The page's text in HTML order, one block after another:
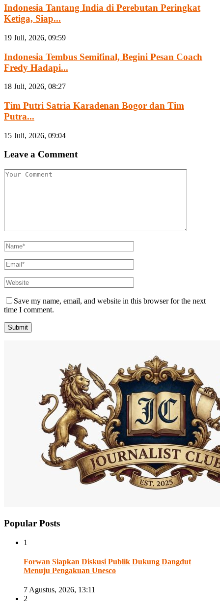
Indonesia Tantang India di Perebutan Peringkat
Ketiga, Siap...
19 Juli, 2026, 09:59
Indonesia Tembus Semifinal, Begini Pesan Coach
Fredy Hadapi...
18 Juli, 2026, 08:27
Tim Putri Satria Karadenan Bogor dan Tim
Putra...
15 Juli, 2026, 09:04
Leave a Comment
Save my name, email, and website in this browser for the next
time I comment.
Popular Posts
1
Forwan Siapkan Diskusi Publik Dukung Dangdut
Menuju Pengakuan Unesco
7 Agustus, 2026, 13:11
2